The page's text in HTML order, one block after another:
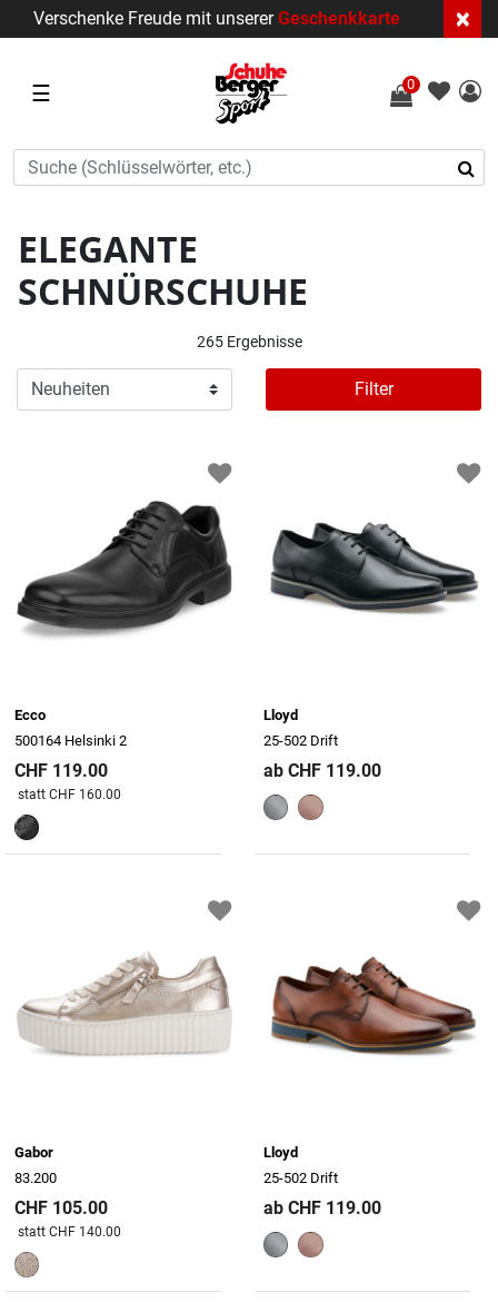
Verschenke Freude mit unsererGeschenkkarte ×
☰ 0
ELEGANTE
SCHNÜRSCHUHE
265 Ergebnisse
Filter
Ecco
500164 Helsinki 2
CHF 119.00
Preis reduziert von
statt CHF 160.00
Lloyd
25-502 Drift
ab CHF 119.00
Gabor
83.200
CHF 105.00
Preis reduziert von
statt CHF 140.00
Lloyd
25-502 Drift
ab CHF 119.00